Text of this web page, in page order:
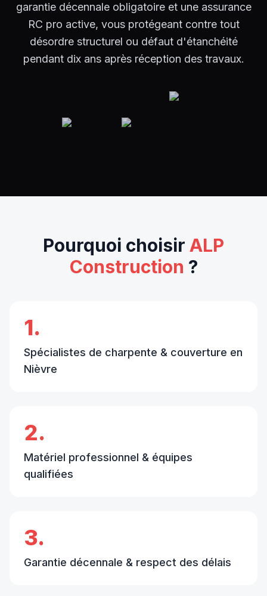
garantie décennale obligatoire et une assurance
RC pro active, vous protégeant contre tout
désordre structurel ou défaut d'étanchéité
pendant dix ans après réception des travaux.
Pourquoi choisir ALP
Construction ?
1.
Spécialistes de charpente & couverture en
Nièvre
2.
Matériel professionnel & équipes
qualifiées
3.
Garantie décennale & respect des délais